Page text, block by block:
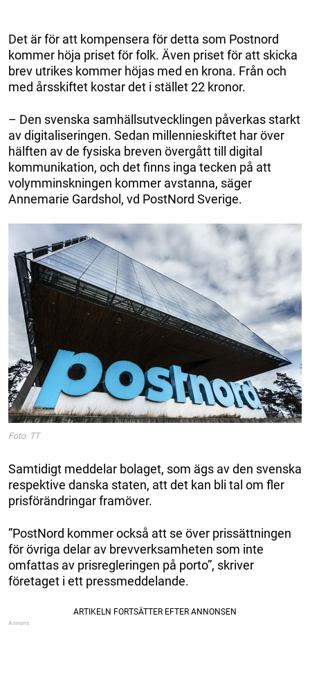
Det är för att kompensera för detta som Postnord
kommer höja priset för folk. Även priset för att skicka
brev utrikes kommer höjas med en krona. Från och
med årsskiftet kostar det i stället 22 kronor.
– Den svenska samhällsutvecklingen påverkas starkt
av digitaliseringen. Sedan millennieskiftet har över
hälften av de fysiska breven övergått till digital
kommunikation, och det finns inga tecken på att
volymminskningen kommer avstanna, säger
Annemarie Gardshol, vd PostNord Sverige.
Foto: TT
Samtidigt meddelar bolaget, som ägs av den svenska
respektive danska staten, att det kan bli tal om fler
prisförändringar framöver.
”PostNord kommer också att se över prissättningen
för övriga delar av brevverksamheten som inte
omfattas av prisregleringen på porto”, skriver
företaget i ett pressmeddelande.